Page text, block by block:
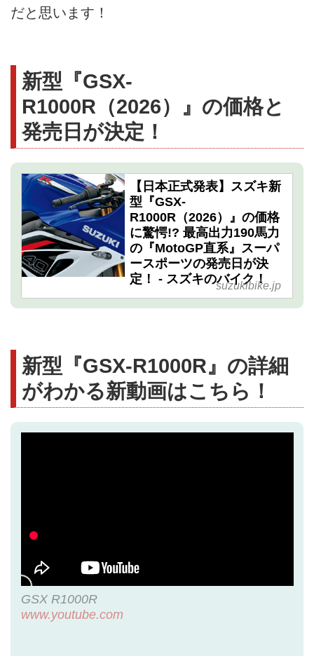
だと思います！
新型『GSX-
R1000R（2026）』の価格と
発売日が決定！
【日本正式発表】スズキ新
型『GSX-
R1000R（2026）』の価格
に驚愕!? 最高出力190馬力
の『MotoGP直系』スーパ
ースポーツの発売日が決
定！ - スズキのバイク！
suzukibike.jp
新型『GSX-R1000R』の詳細
がわかる新動画はこちら！
GSX R1000R
www.youtube.com